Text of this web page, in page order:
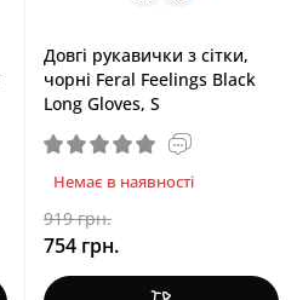
Довгі рукавички з сітки,
чорні Feral Feelings Black
Long Gloves, S
Немає в наявності
919 грн.
754 грн.